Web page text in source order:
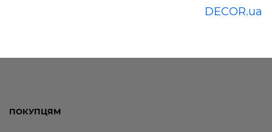
DECOR.ua
ПОКУПЦЯМ